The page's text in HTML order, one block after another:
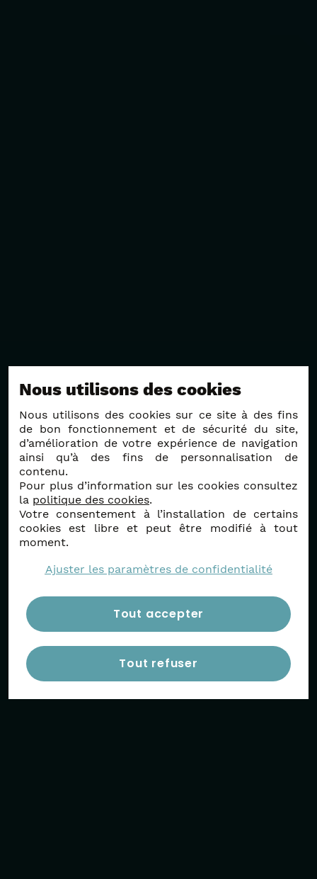
Nous utilisons des cookies
Nous utilisons des cookies sur ce site à des fins
de bon fonctionnement et de sécurité du site,
d’amélioration de votre expérience de navigation
ainsi qu’à des fins de personnalisation de
contenu.
Pour plus d’information sur les cookies consultez
la politique des cookies.
Votre consentement à l’installation de certains
cookies est libre et peut être modifié à tout
moment.
Ajuster les paramètres de confidentialité